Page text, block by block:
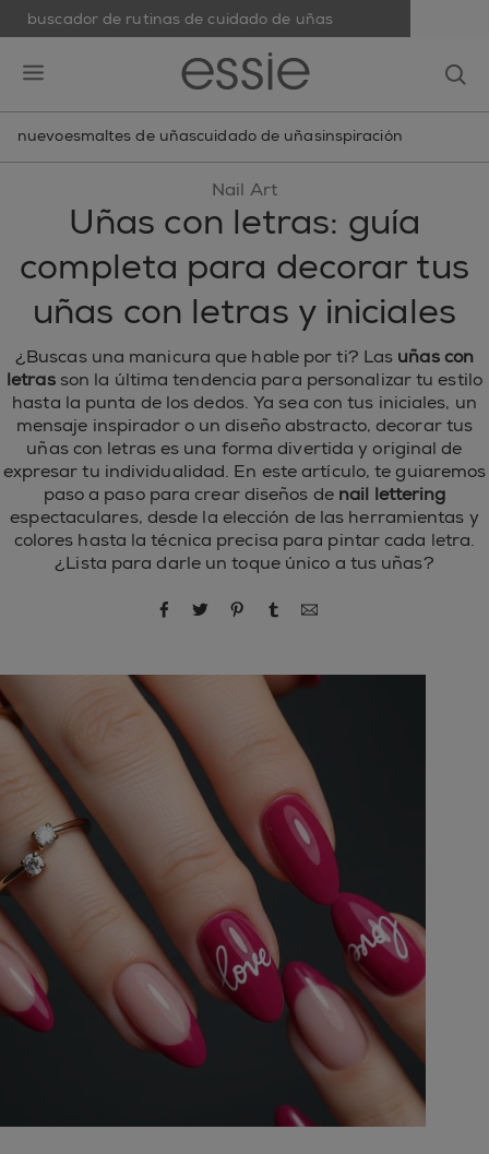
buscador de rutinas de cuidado de uñas
nuevoesmaltes de uñascuidado de uñasinspiración
Nail Art
Uñas con letras: guía
completa para decorar tus
uñas con letras y iniciales
¿Buscas una manicura que hable por ti? Las uñas con
letrasson la última tendencia para personalizar tu estilo
hasta la punta de los dedos. Ya sea con tus iniciales, un
mensaje inspirador o un diseño abstracto, decorar tus
uñas con letras es una forma divertida y original de
expresar tu individualidad. En este artículo, te guiaremos
paso a paso para crear diseños de nail lettering
espectaculares, desde la elección de las herramientas y
colores hasta la técnica precisa para pintar cada letra.
¿Lista para darle un toque único a tus uñas?
compartir por Facebook
compartir por Twitter
compartir por Pinterest
compartir por Tumblr
compartir por